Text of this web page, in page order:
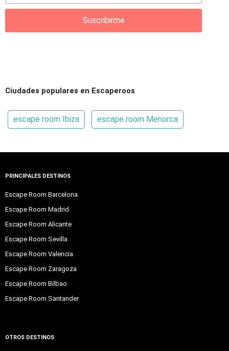
Suscribirme
Ciudades populares en Escaperoos
escape room Ibiza escape room Menorca
PRINCIPALES DESTINOS
Escape Room Barcelona
Escape Room Madrid
Escape Room Alicante
Escape Room Sevilla
Escape Room Valencia
Escape Room Zaragoza
Escape Room Bilbao
Escape Room Santander
OTROS DESTINOS